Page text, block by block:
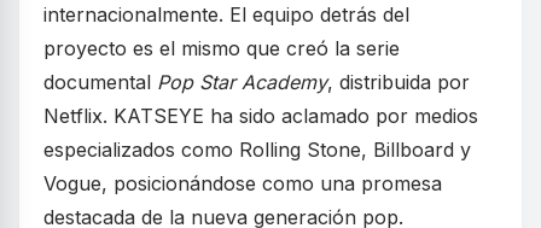
internacionalmente. El equipo detrás del
proyecto es el mismo que creó la serie
documental Pop Star Academy, distribuida por
Netflix. KATSEYE ha sido aclamado por medios
especializados como Rolling Stone, Billboard y
Vogue, posicionándose como una promesa
destacada de la nueva generación pop.